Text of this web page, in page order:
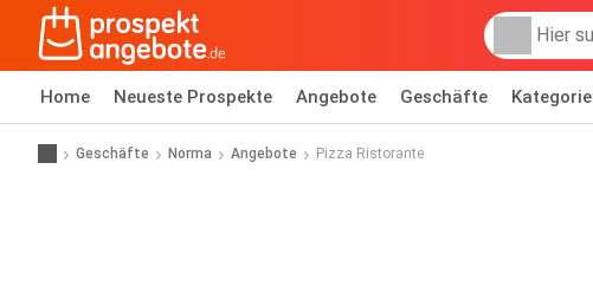
Home Neueste Prospekte Angebote Geschäfte
Geschäfte Norma Angebote Pizza Ristorante